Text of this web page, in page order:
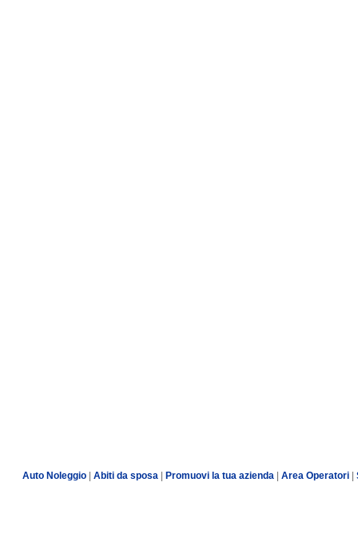
Auto Noleggio Abiti da sposa Promuovi la tua azienda Area Operatori